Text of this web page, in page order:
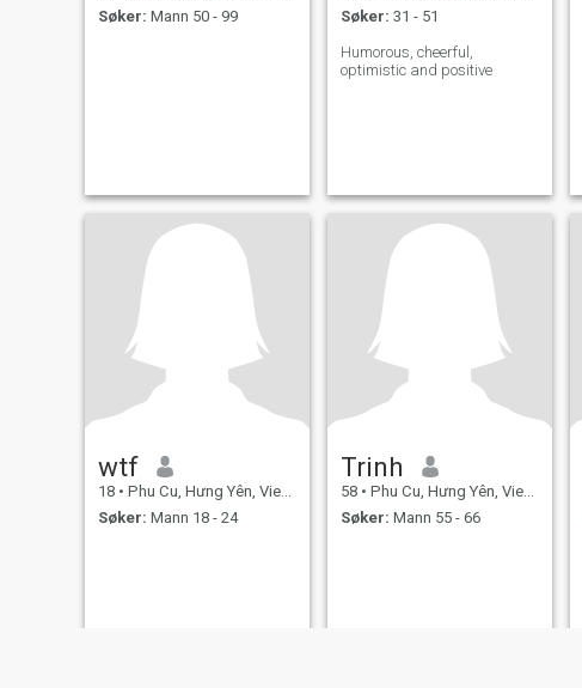
Søker: Mann 50 - 99
Søker: 31 - 51
Humorous, cheerful,
optimistic and positive
wtf
18 • Phu Cu, Hưng Yên, Vietnam
Søker: Mann 18 - 24
Trinh
58 • Phu Cu, Hưng Yên, Vietnam
Søker: Mann 55 - 66